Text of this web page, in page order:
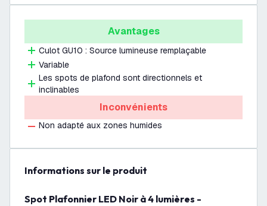
Avantages
Culot GU10 : Source lumineuse remplaçable
Variable
Les spots de plafond sont directionnels et
inclinables
Inconvénients
Non adapté aux zones humides
Informations sur le produit
Spot Plafonnier LED Noir à 4 lumières -